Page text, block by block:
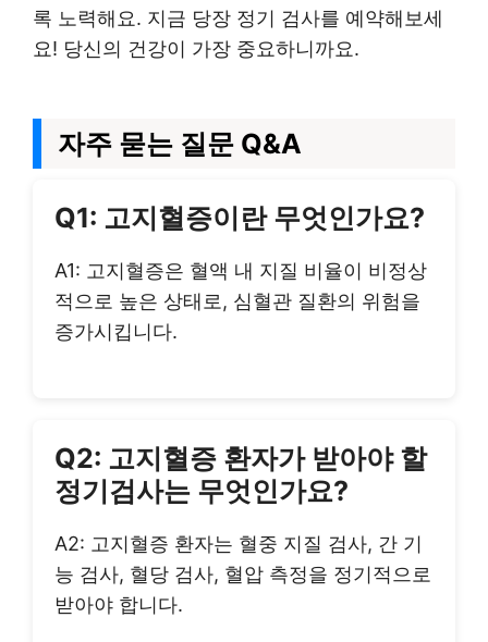
록 노력해요. 지금 당장 정기 검사를 예약해보세
요! 당신의 건강이 가장 중요하니까요.
자주 묻는 질문 Q&A
Q1: 고지혈증이란 무엇인가요?
A1: 고지혈증은 혈액 내 지질 비율이 비정상
적으로 높은 상태로, 심혈관 질환의 위험을
증가시킵니다.
Q2: 고지혈증 환자가 받아야 할
정기검사는 무엇인가요?
A2: 고지혈증 환자는 혈중 지질 검사, 간 기
능 검사, 혈당 검사, 혈압 측정을 정기적으로
받아야 합니다.